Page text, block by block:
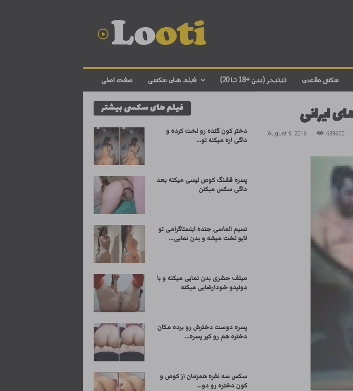
صفحه اصلی فیلم های سکسی تینیجر (بین +18 تا 20) سکس مقعدی
ایرانی
August 9, 2016 439600
فیلم های سکسی بیشتر
دختر کون گنده رو لخت کرده و
داگی اره میکنه تو...
پسره قشنگ کوص لیسی میکنه بعد
داگی سکس میکنن
نسیم الماسی جنده اینستاگرامی تو
لایو لخت میشه و بدن نمایی...
میلف حشری بدن نمایی میکنه و با
دولیدو خودارضایی میکنه
پسره دوست دخترش رو برده مکان
دختره هم رو کیر پسره...
سکس سه نفره همزمان از کوص و
کون دختره رو دو...